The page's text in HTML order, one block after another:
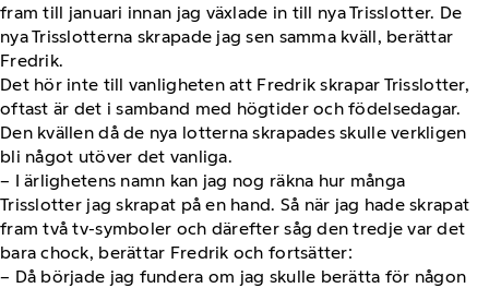
fram till januari innan jag växlade in till nya Trisslotter. De
nya Trisslotterna skrapade jag sen samma kväll, berättar
Fredrik.
Det hör inte till vanligheten att Fredrik skrapar Trisslotter,
oftast är det i samband med högtider och födelsedagar.
Den kvällen då de nya lotterna skrapades skulle verkligen
bli något utöver det vanliga.
– I ärlighetens namn kan jag nog räkna hur många
Trisslotter jag skrapat på en hand. Så när jag hade skrapat
fram två tv-symboler och därefter såg den tredje var det
bara chock, berättar Fredrik och fortsätter:
– Då började jag fundera om jag skulle berätta för någon